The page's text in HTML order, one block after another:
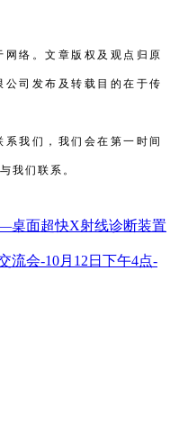
络。文章版权及观点归原
司发布及转载目的在于传
我们，我们会在第一时间
我们联系。
桌面超快X射线诊断装置
流会-10月12日下午4点-